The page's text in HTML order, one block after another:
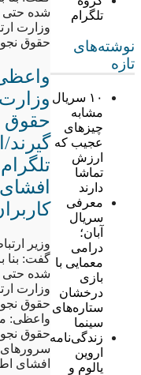
تلگرام
نوشته‌های
تازه
۱۰ سریال
مشابه
چیزهای
عجیب که
ارزش
تماشا
دارند
معرفی
سریال
آبان؛
درامی
معمایی با
بازی
درخشان
ستاره‌های
سینما
زندگی‌نامه
اروین
یالوم و
شده حتی
وزارت
حقوق
حقوق
وزیر
گفت: بنا
شده حتی
وزارت
حقوق
واعظی:
حقوق
سرورهای
افشای